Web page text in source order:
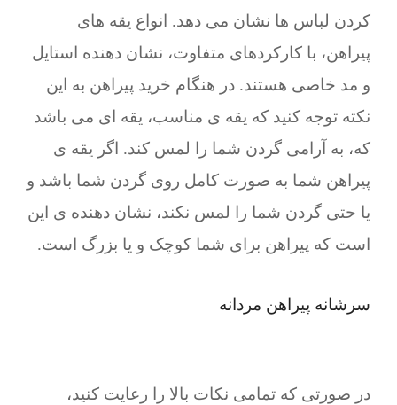
کردن لباس ها نشان می دهد. انواع یقه های
پیراهن، با کارکردهای متفاوت، نشان دهنده استایل
و مد خاصی هستند. در هنگام خرید پیراهن به این
نکته توجه کنید که یقه ی مناسب، یقه ای می باشد
که، به آرامی گردن شما را لمس کند. اگر یقه ی
پیراهن شما به صورت کامل روی گردن شما باشد و
یا حتی گردن شما را لمس نکند، نشان دهنده ی این
است که پیراهن برای شما کوچک و یا بزرگ است.
سرشانه پیراهن مردانه
در صورتی که تمامی نکات بالا را رعایت کنید،